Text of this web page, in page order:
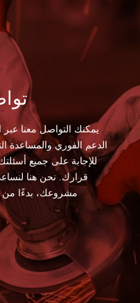
يمكنك التواصل معنا
الدعم الفوري والمساعدة
للإجابة على جميع
قرارك. نحن هنا
مشروعك، بدءًا من